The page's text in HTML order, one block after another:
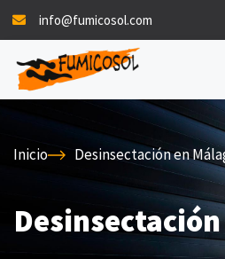
info@fumicosol.com
Inicio Desinsectación en